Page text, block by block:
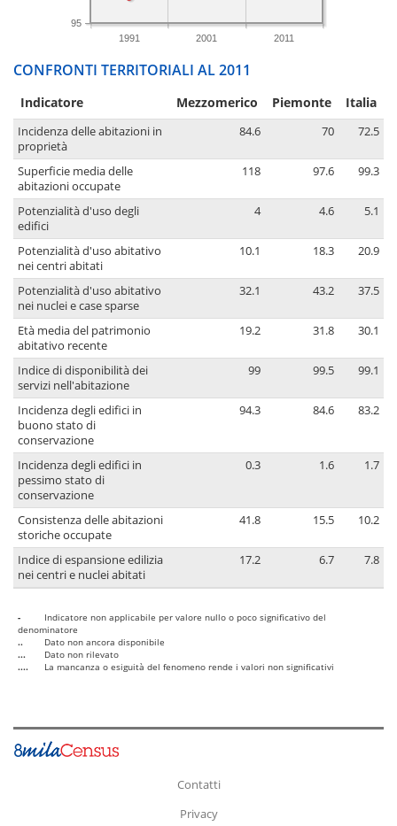
1991 2001 2011
95
CONFRONTI TERRITORIALI AL 2011
Indicatore Mezzomerico Piemonte Italia
Incidenza delle abitazioni in
proprietà
84.6 70 72.5
Superficie media delle
abitazioni occupate
118 97.6 99.3
Potenzialità d'uso degli
edifici
4 4.6 5.1
Potenzialità d'uso abitativo
nei centri abitati
10.1 18.3 20.9
Potenzialità d'uso abitativo
nei nuclei e case sparse
32.1 43.2 37.5
Età media del patrimonio
abitativo recente
19.2 31.8 30.1
Indice di disponibilità dei
servizi nell'abitazione
99 99.5 99.1
Incidenza degli edifici in
buono stato di
conservazione
94.3 84.6 83.2
Incidenza degli edifici in
pessimo stato di
conservazione
0.3 1.6 1.7
Consistenza delle abitazioni
storiche occupate
41.8 15.5 10.2
Indice di espansione edilizia
nei centri e nuclei abitati
17.2 6.7 7.8
-
Indicatore non applicabile per valore nullo o poco significativo del
denominatore
..
Dato non ancora disponibile
...
Dato non rilevato
....
La mancanza o esiguità del fenomeno rende i valori non significativi
Contatti
Privacy